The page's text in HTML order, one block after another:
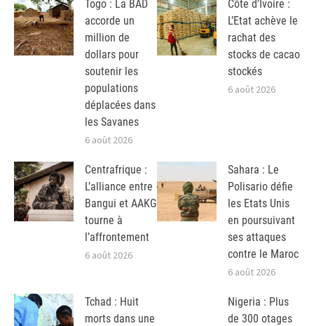
Togo : La BAD
accorde un
million de
dollars pour
soutenir les
populations
déplacées dans
les Savanes
6 août 2026
Côte d’Ivoire :
L’Etat achève le
rachat des
stocks de cacao
stockés
6 août 2026
Centrafrique :
L’alliance entre
Bangui et AAKG
tourne à
l’affrontement
6 août 2026
Sahara : Le
Polisario défie
les Etats Unis
en poursuivant
ses attaques
contre le Maroc
6 août 2026
Tchad : Huit
morts dans une
Nigeria : Plus
de 300 otages